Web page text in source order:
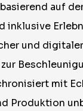
auf
inklusive
und
mit
Produktion